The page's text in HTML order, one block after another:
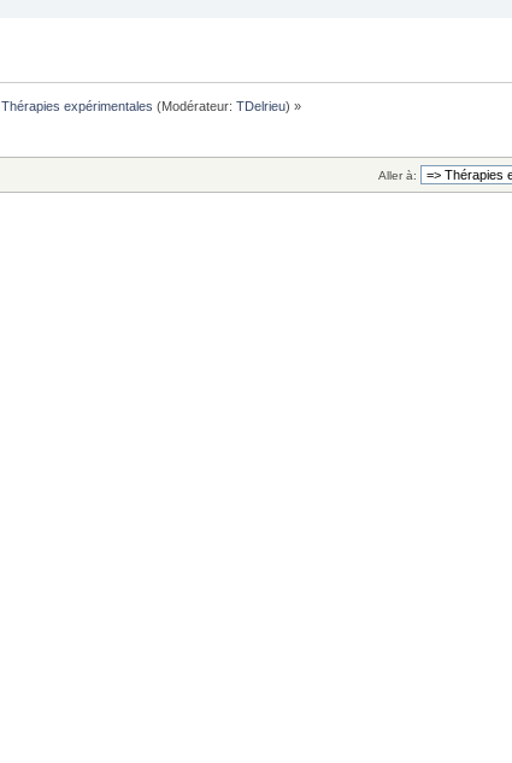
Thérapies expérimentales (Modérateur: TDelrieu) »
Aller à: